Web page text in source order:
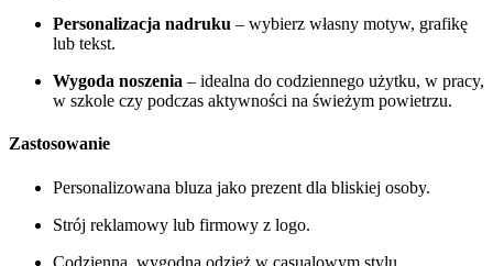
Personalizacja nadruku – wybierz własny motyw, grafikę
lub tekst.
Wygoda noszenia – idealna do codziennego użytku, w pracy,
w szkole czy podczas aktywności na świeżym powietrzu.
Zastosowanie
Personalizowana bluza jako prezent dla bliskiej osoby.
Strój reklamowy lub firmowy z logo.
Codzienna, wygodna odzież w casualowym stylu.